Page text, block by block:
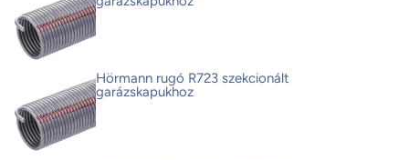
Hörmann rugó R723 szekcionált
garázskapukhoz